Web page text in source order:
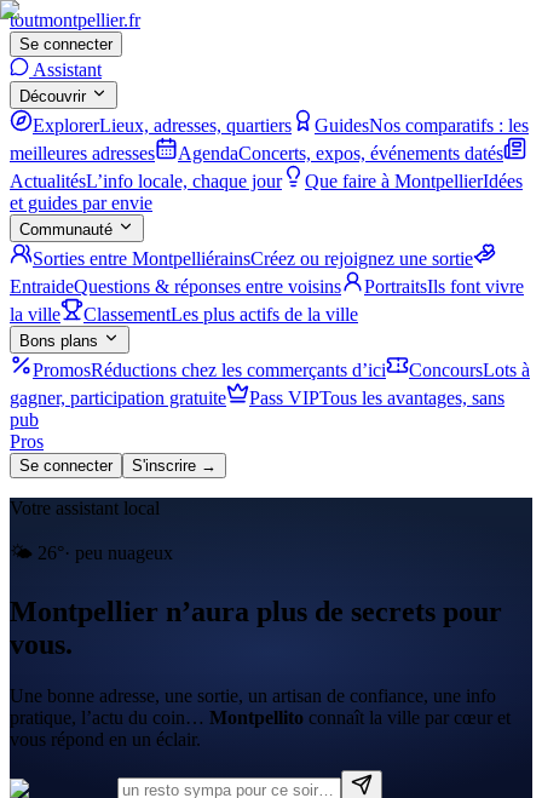
toutmontpellier.fr
Se connecter
Assistant
Découvrir
ExplorerLieux, adresses, quartiers GuidesNos comparatifs : les
meilleures adresses
AgendaConcerts, expos, événements datés
ActualitésL’info locale, chaque jour Que faire à MontpellierIdées
et guides par envie
Communauté
Sorties entre MontpelliérainsCréez ou rejoignez une sortie
EntraideQuestions & réponses entre voisins PortraitsIls font vivre
la ville
ClassementLes plus actifs de la ville
Bons plans
PromosRéductions chez les commerçants d’ici ConcoursLots à
gagner, participation gratuite
Pass VIPTous les avantages, sans
pub
Pros
Se connecter S'inscrire →
Votre assistant local
🌤️ 26°· peu nuageux
Montpellier n’aura plus de secrets pour
vous.
Une bonne adresse, une sortie, un artisan de confiance, une info
pratique, l’actu du coin… Montpellito connaît la ville par cœur et
vous répond en un éclair.